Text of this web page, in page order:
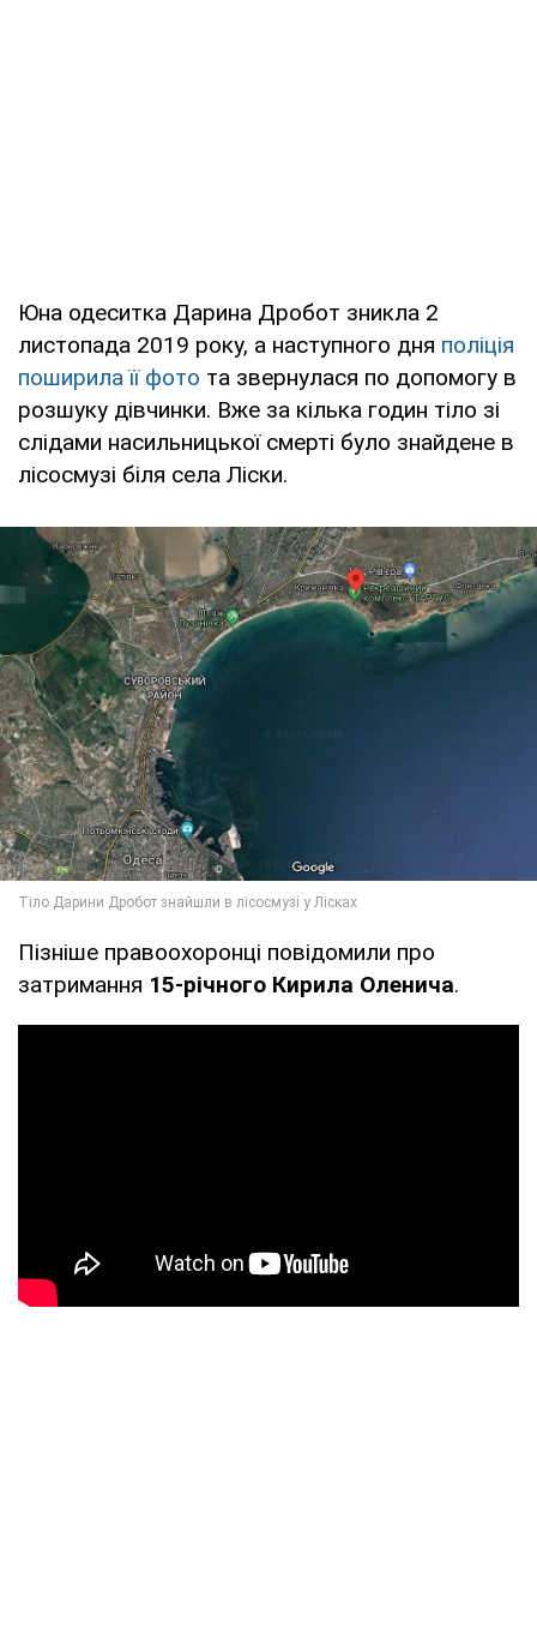
Юна одеситка Дарина Дробот зникла 2
листопада 2019 року, а наступного дня поліція
поширила її фото та звернулася по допомогу в
розшуку дівчинки. Вже за кілька годин тіло зі
слідами насильницької смерті було знайдене в
лісосмузі біля села Ліски.
Пізніше правоохоронці повідомили про
затримання 15-річного Кирила Оленича.